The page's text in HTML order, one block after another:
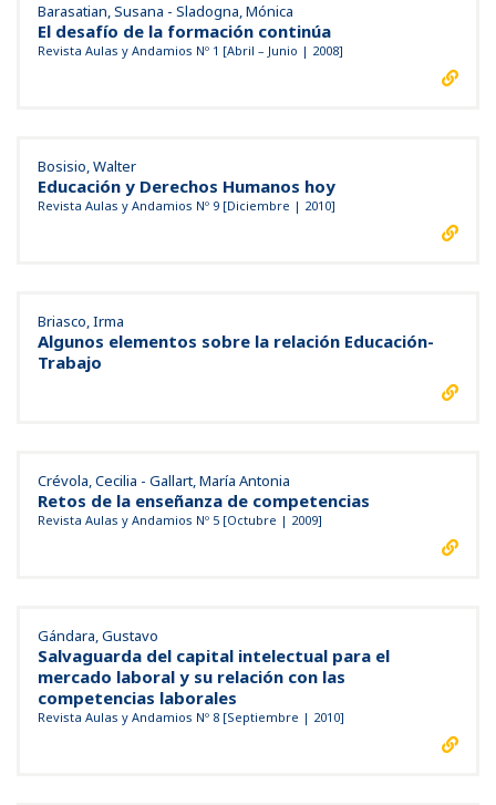
Barasatian, Susana - Sladogna, Mónica
El desafío de la formación continúa
Revista Aulas y Andamios Nº 1 [Abril – Junio | 2008]
Bosisio, Walter
Educación y Derechos Humanos hoy
Revista Aulas y Andamios Nº 9 [Diciembre | 2010]
Briasco, Irma
Algunos elementos sobre la relación Educación-
Trabajo
Crévola, Cecilia - Gallart, María Antonia
Retos de la enseñanza de competencias
Revista Aulas y Andamios Nº 5 [Octubre | 2009]
Gándara, Gustavo
Salvaguarda del capital intelectual para el
mercado laboral y su relación con las
competencias laborales
Revista Aulas y Andamios Nº 8 [Septiembre | 2010]